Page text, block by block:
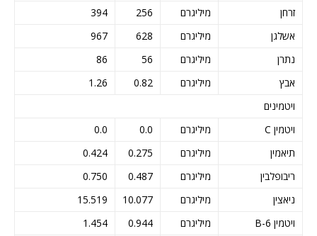
זרחן
מיליגרם 256
394
אשלגן
מיליגרם 628
967
נתרן
מיליגרם 56
86
אבץ
מיליגרם 0.82
1.26
ויטמינים
ויטמין C
מיליגרם 0.0
0.0
תיאמין
מיליגרם 0.275
0.424
ריבופלבין
מיליגרם 0.487
0.750
ניאצין
מיליגרם 10.077
15.519
ויטמין B-6
מיליגרם 0.944
1.454